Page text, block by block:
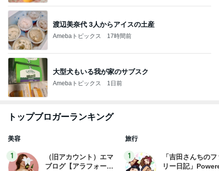
渡辺美奈代 3人からアイスの土産
Amebaトピックス 17時間前
大型犬もいる我が家のサブスク
Amebaトピックス 1日前
トップブロガーランキング
美容
1
（旧アカウント）エマ
ブログ【アラフォー会
旅行
1
「吉田さんちの
リー日記」